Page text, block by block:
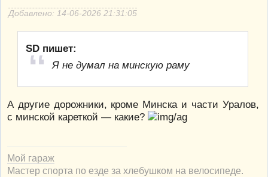
Добавлено: 14-06-2026 21:31:05
SD пишет:
Я не думал на минскую раму
А другие дорожники, кроме Минска и части Уралов,
с минской кареткой — какие?
Мой гараж
Мастер спорта по езде за хлебушком на велосипеде.